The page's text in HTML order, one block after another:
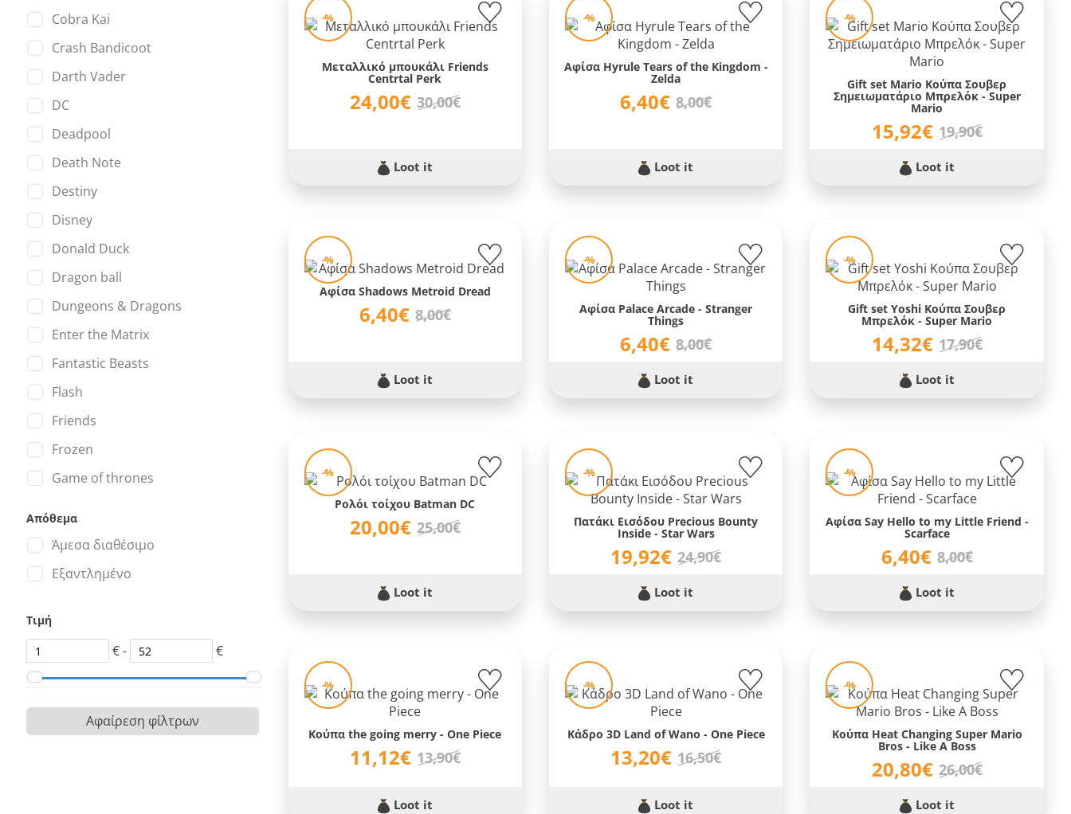
Cobra Kai
Crash Bandicoot
Darth Vader
DC
Deadpool
Death Note
Destiny
Disney
Donald Duck
Dragon ball
Dungeons & Dragons
Enter the Matrix
Fantastic Beasts
Flash
Friends
Frozen
Game of thrones
Ghostbusters
Guns n Roses
Harry Potter
Hulk
Iron Man
Joker
Απόθεμα
Άμεσα διαθέσιμο
Εξαντλημένο
Τιμή
€ - €
Αφαίρεση φίλτρων
-%
Μεταλλικό μπουκάλι Friends
Centrtal Perk
24,00€ 30,00€
Loot it
-%
Αφίσα Hyrule Tears of the Kingdom -
Zelda
6,40€ 8,00€
Loot it
-%
Gift set Mario Κούπα Σουβερ
Σημειωματάριο Μπρελόκ - Super
Mario
15,92€ 19,90€
Loot it
-%
Αφίσα Shadows Metroid Dread
6,40€ 8,00€
Loot it
-%
Αφίσα Palace Arcade - Stranger
Things
6,40€ 8,00€
Loot it
-%
Gift set Yoshi Κούπα Σουβερ
Μπρελόκ - Super Mario
14,32€ 17,90€
Loot it
-%
Ρολόι τοίχου Batman DC
20,00€ 25,00€
Loot it
-%
Πατάκι Εισόδου Precious Bounty
Inside - Star Wars
19,92€ 24,90€
Loot it
-%
Αφίσα Say Hello to my Little Friend -
Scarface
6,40€ 8,00€
Loot it
-%
Κούπα the going merry - One Piece
11,12€ 13,90€
Loot it
-%
Κάδρο 3D Land of Wano - One Piece
13,20€ 16,50€
Loot it
-%
Κούπα Heat Changing Super Mario
Bros - Like A Boss
20,80€ 26,00€
Loot it